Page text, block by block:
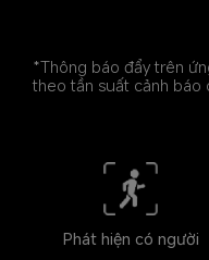
*Thông báo đẩy trên
theo tần suất cảnh báo
Phát hiện có người